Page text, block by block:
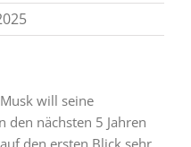
will seine
den nächsten 5 Jahren
den ersten Blick sehr